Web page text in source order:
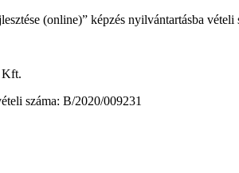
(online)” képzés nyilvántartásba
Kft.
száma: B/2020/009231